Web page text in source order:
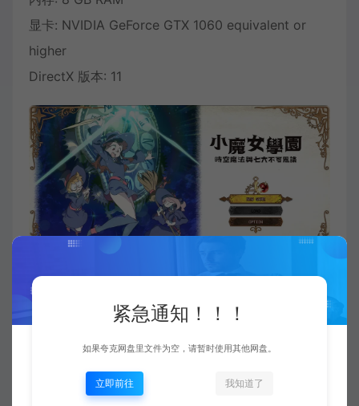
显卡: NVIDIA GeForce GTX 1060 equivalent or
higher
DirectX 版本: 11
紧急通知！！！
如果夸克网盘里文件为空，请暂时使用其他网盘。
立即前往 我知道了